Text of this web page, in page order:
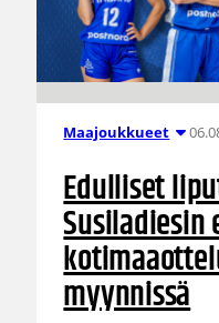
Maajoukkueet
Edulliset
Susiladiesin
myynnissä